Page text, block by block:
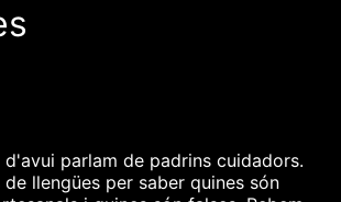
00:00
d'avui parlam de padrins cuidadors.
llengües per saber quines són